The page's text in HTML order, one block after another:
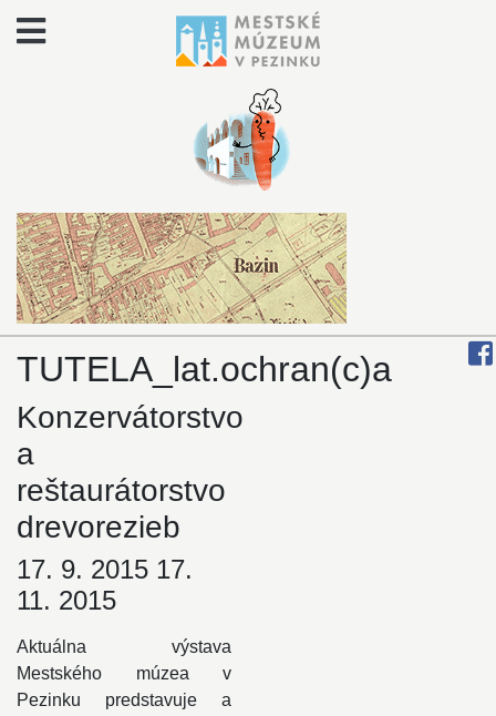
TUTELA_lat.ochran(c)a
Konzervátorstvo
a
reštaurátorstvo
drevorezieb
17. 9. 2015 17.
11. 2015
Aktuálna výstava
Mestského múzea v
Pezinku predstavuje a